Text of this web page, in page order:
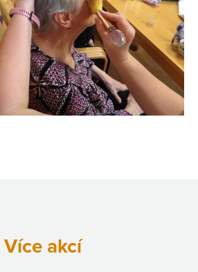
Více akcí